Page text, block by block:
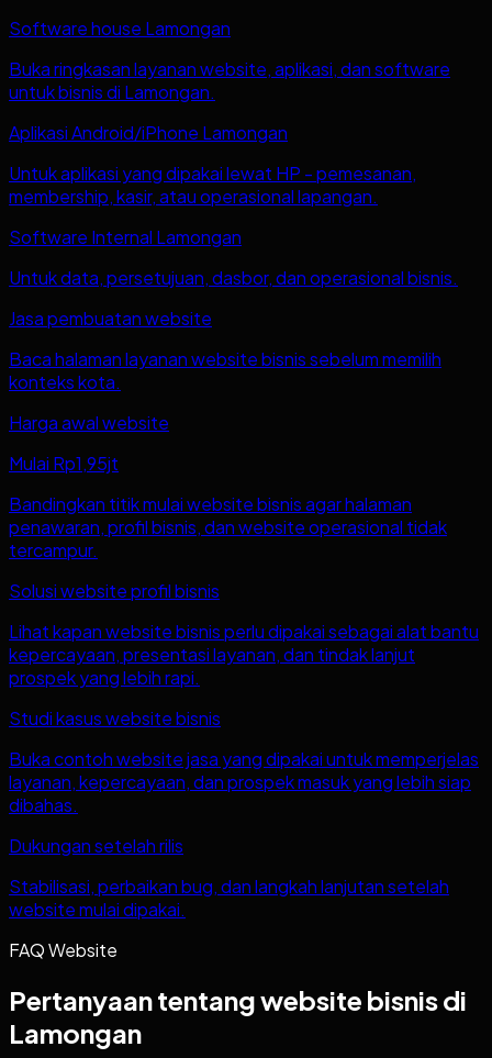
Software house Lamongan
Buka ringkasan layanan website, aplikasi, dan software
untuk bisnis di Lamongan.
Aplikasi Android/iPhone Lamongan
Untuk aplikasi yang dipakai lewat HP - pemesanan,
membership, kasir, atau operasional lapangan.
Software Internal Lamongan
Untuk data, persetujuan, dasbor, dan operasional bisnis.
Jasa pembuatan website
Baca halaman layanan website bisnis sebelum memilih
konteks kota.
Harga awal website
Mulai Rp1,95jt
Bandingkan titik mulai website bisnis agar halaman
penawaran, profil bisnis, dan website operasional tidak
tercampur.
Solusi website profil bisnis
Lihat kapan website bisnis perlu dipakai sebagai alat bantu
kepercayaan, presentasi layanan, dan tindak lanjut
prospek yang lebih rapi.
Studi kasus website bisnis
Buka contoh website jasa yang dipakai untuk memperjelas
layanan, kepercayaan, dan prospek masuk yang lebih siap
dibahas.
Dukungan setelah rilis
Stabilisasi, perbaikan bug, dan langkah lanjutan setelah
website mulai dipakai.
FAQ Website
Pertanyaan tentang website bisnis di
Lamongan